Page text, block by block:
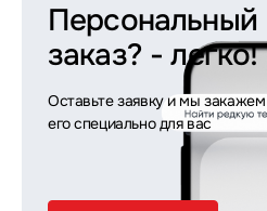
Персональный
заказ? - легко!
Оставьте заявку и мы закажем
его специально для вас